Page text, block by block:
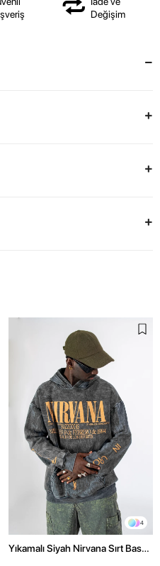
Değişim
4
Yıkamalı Siyah Nirvana Sırt Baskılı